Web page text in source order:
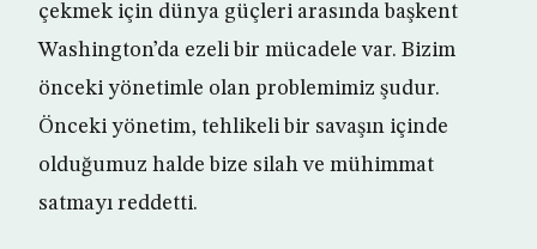
çekmek için dünya güçleri arasında başkent
Washington’da ezeli bir mücadele var. Bizim
önceki yönetimle olan problemimiz şudur.
Önceki yönetim, tehlikeli bir savaşın içinde
olduğumuz halde bize silah ve mühimmat
satmayı reddetti.